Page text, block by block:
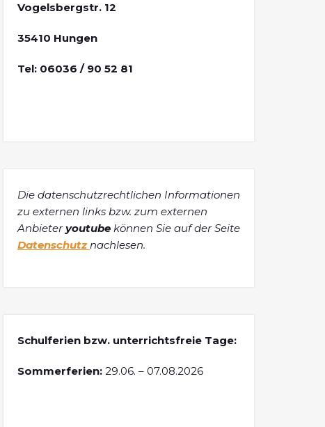
Vogelsbergstr. 12
35410 Hungen
Tel: 06036 / 90 52 81
Die datenschutzrechtlichen Informationen
zu externen links bzw. zum externen
Anbieteryoutube können Sie auf der Seite
Datenschutznachlesen.
Schulferien bzw. unterrichtsfreie Tage:
Sommerferien: 29.06. – 07.08.2026